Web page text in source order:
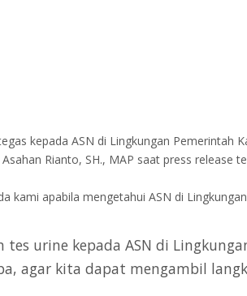
kepada ASN di Lingkungan Pemerintah
Rianto, SH., MAP saat press release
apabila mengetahui ASN di
urine kepada ASN di
agar kita dapat mengambil